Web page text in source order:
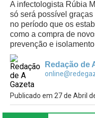
A infectologista Rúbia
só será possível
no período que os
como a compra de
prevenção e isolamento
Redação de
Publicado em 27 de Abril